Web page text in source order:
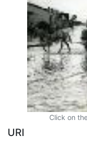
Click on
URI